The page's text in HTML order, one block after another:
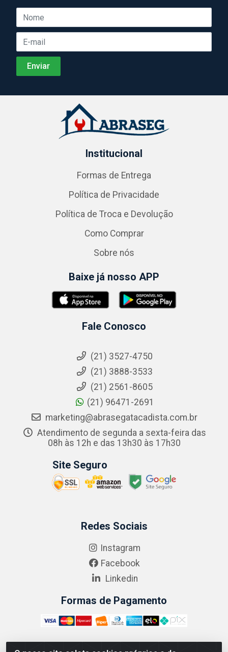
Institucional
Formas de Entrega
Política de Privacidade
Política de Troca e Devolução
Como Comprar
Sobre nós
Baixe já nosso APP
Fale Conosco
(21) 3527-4750
(21) 3888-3533
(21) 2561-8605
(21) 96471-2691
marketing@abrasegatacadista.com.br
Atendimento de segunda a sexta-feira das
08h às 12h e das 13h30 às 17h30
Site Seguro
Redes Sociais
Instagram
Facebook
Linkedin
Formas de Pagamento